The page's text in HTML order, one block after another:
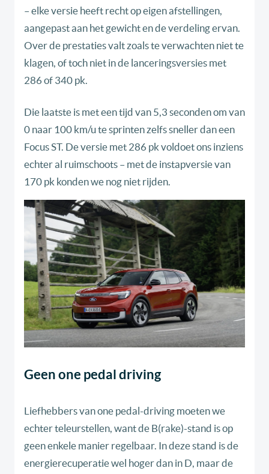
– elke versie heeft recht op eigen afstellingen,
aangepast aan het gewicht en de verdeling ervan.
Over de prestaties valt zoals te verwachten niet te
klagen, of toch niet in de lanceringsversies met
286 of 340 pk.
Die laatste is met een tijd van 5,3 seconden om van
0 naar 100 km/u te sprinten zelfs sneller dan een
Focus ST. De versie met 286 pk voldoet ons inziens
echter al ruimschoots – met de instapversie van
170 pk konden we nog niet rijden.
Geen one pedal driving
Liefhebbers van one pedal-driving moeten we
echter teleurstellen, want de B(rake)-stand is op
geen enkele manier regelbaar. In deze stand is de
energierecuperatie wel hoger dan in D, maar de